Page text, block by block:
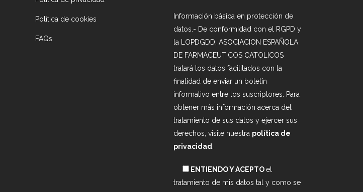
Política de cookies
FAQs
Información básica en protección de
datos.- De conformidad con el RGPD y
la LOPDGDD, ASOCIACION ESPAÑOLA
DE FARMACEUTICOS CATOLICOS
tratará los datos facilitados con la
finalidad de enviar un boletín
informativo entre los suscriptores. Para
obtener más información acerca del
tratamiento de sus datos y ejercer sus
derechos, visite nuestra política de
privacidad
ENTIENDO Y ACEPTOel
tratamiento de mis datos tal y como se